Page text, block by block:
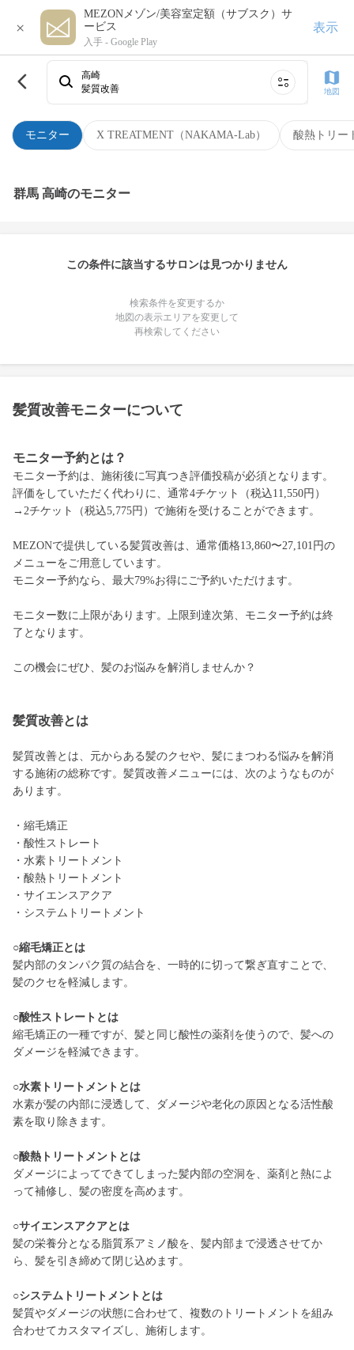
×
MEZONメゾン/美容室定額（サブスク）サ
ービス
入手 - Google Play
表示
モニター X TREATMENT（NAKAMA-Lab） 酸熱トリー
高崎
髪質改善
地図
群馬 高崎のモニター
この条件に該当するサロンは見つかりません
検索条件を変更するか
地図の表示エリアを変更して
再検索してください
髪質改善モニターについて
モニター予約とは？
モニター予約は、施術後に写真つき評価投稿が必須となります。
評価をしていただく代わりに、通常4チケット（税込11,550円）
→2チケット（税込5,775円）で施術を受けることができます。
MEZONで提供している髪質改善は、通常価格13,860〜27,101円の
メニューをご用意しています。
モニター予約なら、最大79%お得にご予約いただけます。
モニター数に上限があります。上限到達次第、モニター予約は終
了となります。
この機会にぜひ、髪のお悩みを解消しませんか？
髪質改善とは
髪質改善とは、元からある髪のクセや、髪にまつわる悩みを解消
する施術の総称です。髪質改善メニューには、次のようなものが
あります。
・縮毛矯正
・酸性ストレート
・水素トリートメント
・酸熱トリートメント
・サイエンスアクア
・システムトリートメント
○縮毛矯正とは
髪内部のタンパク質の結合を、一時的に切って繋ぎ直すことで、
髪のクセを軽減します。
○酸性ストレートとは
縮毛矯正の一種ですが、髪と同じ酸性の薬剤を使うので、髪への
ダメージを軽減できます。
○水素トリートメントとは
水素が髪の内部に浸透して、ダメージや老化の原因となる活性酸
素を取り除きます。
○酸熱トリートメントとは
ダメージによってできてしまった髪内部の空洞を、薬剤と熱によ
って補修し、髪の密度を高めます。
○サイエンスアクアとは
髪の栄養分となる脂質系アミノ酸を、髪内部まで浸透させてか
ら、髪を引き締めて閉じ込めます。
○システムトリートメントとは
髪質やダメージの状態に合わせて、複数のトリートメントを組み
合わせてカスタマイズし、施術します。